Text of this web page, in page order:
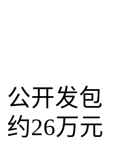
开发包
26万元